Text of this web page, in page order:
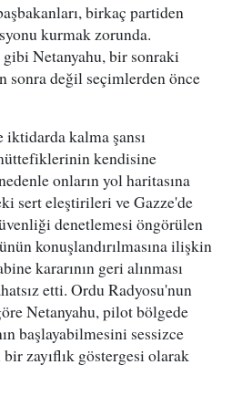
birkaç partiden
kurmak zorunda.
Netanyahu, bir sonraki
sonra değil seçimlerden önce
iktidarda kalma şansı
kendisine
onların yol haritasına
sert eleştirileri ve Gazze'de
denetlemesi öngörülen
konuşlandırılmasına ilişkin
kararının geri alınması
etti. Ordu Radyosu'nun
Netanyahu, pilot bölgede
başlayabilmesini sessizce
bir zayıflık göstergesi olarak